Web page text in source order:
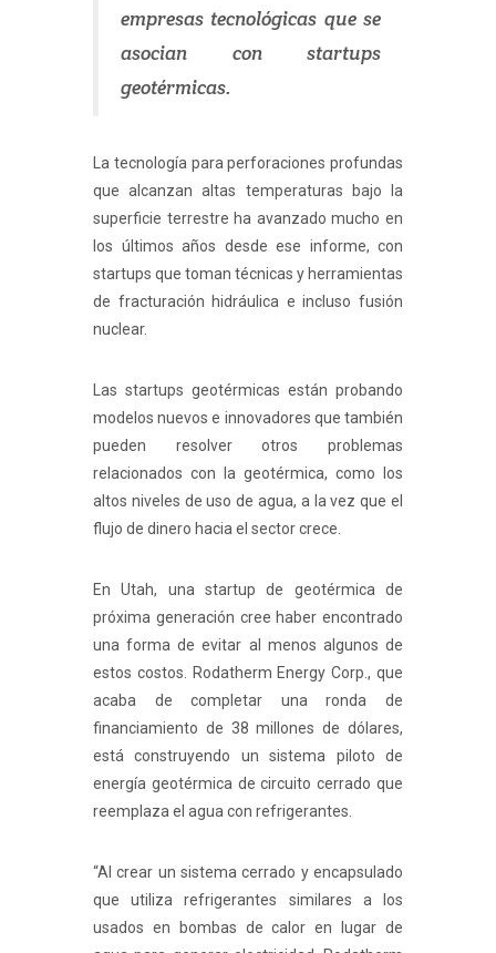
empresas tecnológicas que se
asocian con startups
geotérmicas.
La tecnología para perforaciones profundas
que alcanzan altas temperaturas bajo la
superficie terrestre ha avanzado mucho en
los últimos años desde ese informe, con
startups que toman técnicas y herramientas
de fracturación hidráulica e incluso fusión
nuclear.
Las startups geotérmicas están probando
modelos nuevos e innovadores que también
pueden resolver otros problemas
relacionados con la geotérmica, como los
altos niveles de uso de agua, a la vez que el
flujo de dinero hacia el sector crece.
En Utah, una startup de geotérmica de
próxima generación cree haber encontrado
una forma de evitar al menos algunos de
estos costos. Rodatherm Energy Corp., que
acaba de completar una ronda de
financiamiento de 38 millones de dólares,
está construyendo un sistema piloto de
energía geotérmica de circuito cerrado que
reemplaza el agua con refrigerantes.
“Al crear un sistema cerrado y encapsulado
que utiliza refrigerantes similares a los
usados en bombas de calor en lugar de